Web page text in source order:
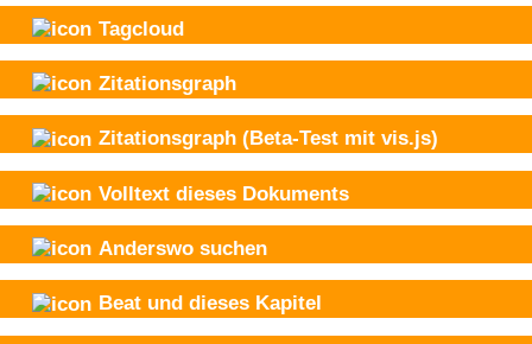
Tagcloud
Zitationsgraph
Zitationsgraph (Beta-Test mit vis.js)
Volltext dieses Dokuments
Anderswo suchen
Beat und dieses Kapitel